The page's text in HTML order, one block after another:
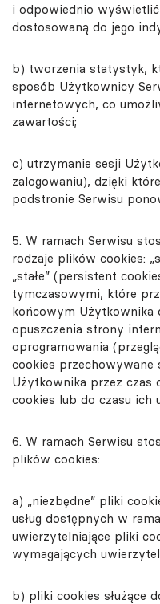
i odpowiednio
dostosowaną do jego
b) tworzenia statystyk,
sposób Użytkownicy
internetowych, co
zawartości;
c) utrzymanie sesji
zalogowaniu), dzięki
podstronie Serwisu
5. W ramach Serwisu
rodzaje plików cookies:
„stałe” (persistent
tymczasowymi, które
końcowym Użytkownika
opuszczenia strony
oprogramowania
cookies przechowywane
Użytkownika przez czas
cookies lub do czasu ich
6. W ramach Serwisu
plików cookies:
a) „niezbędne” pliki
usług dostępnych w
uwierzytelniające pliki
wymagających
b) pliki cookies służące